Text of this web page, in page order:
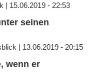
| 15.06.2019 - 22:53
seinen
| 13.06.2019 - 20:15
wenn er